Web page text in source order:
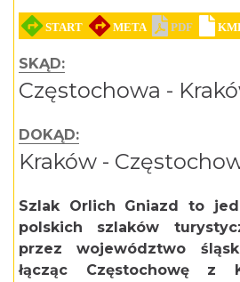
SKĄD:
Częstochowa -
DOKĄD:
Kraków -
Szlak Orlich Gniazd to
polskich szlaków
przez województwo
łącząc Częstochowę z